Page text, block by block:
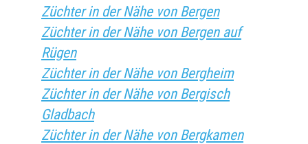
Züchter in der Nähe von Bergen
Züchter in der Nähe von Bergen auf
Rügen
Züchter in der Nähe von Bergheim
Züchter in der Nähe von Bergisch
Gladbach
Züchter in der Nähe von Bergkamen